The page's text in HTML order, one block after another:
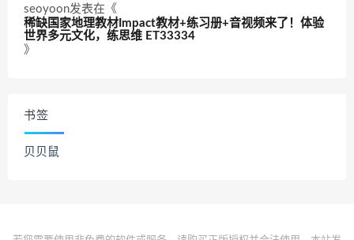
seoyoon发表在《
稀缺国家地理教材Impact教材+练习册+音视频来了！体验
世界多元文化，练思维 ET33334
》
书签
贝贝鼠